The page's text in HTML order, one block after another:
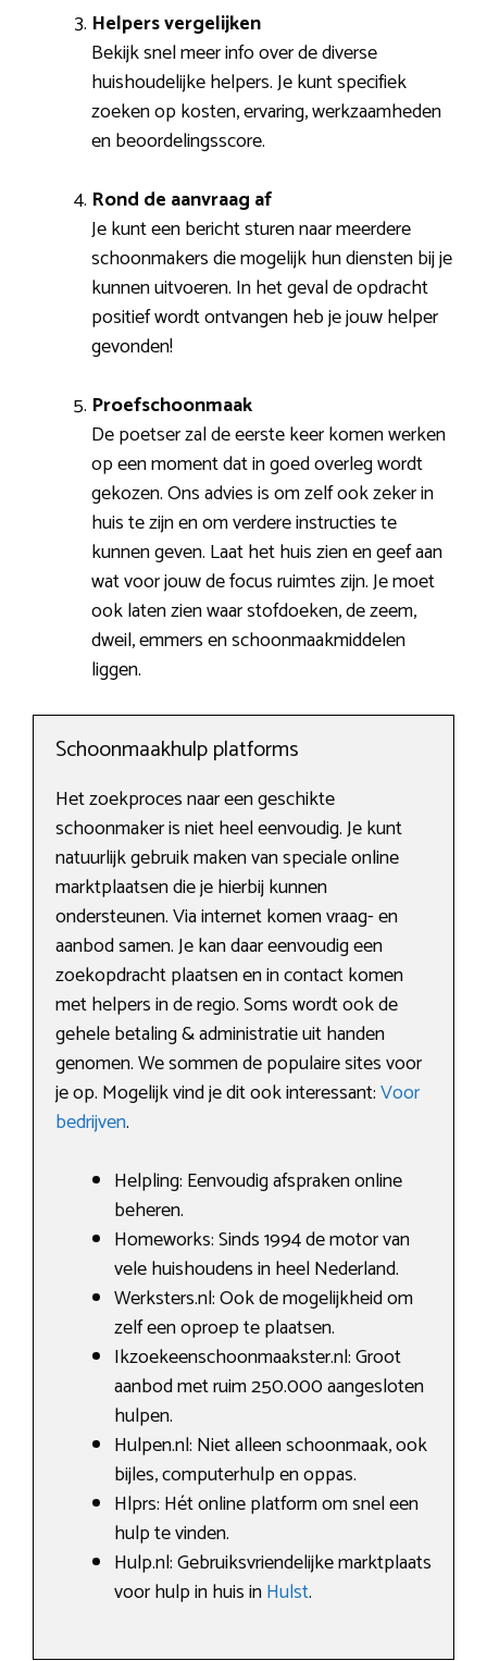
Helpers vergelijken
Bekijk snel meer info over de diverse
huishoudelijke helpers. Je kunt specifiek
zoeken op kosten, ervaring, werkzaamheden
en beoordelingsscore.
Rond de aanvraag af
Je kunt een bericht sturen naar meerdere
schoonmakers die mogelijk hun diensten bij je
kunnen uitvoeren. In het geval de opdracht
positief wordt ontvangen heb je jouw helper
gevonden!
Proefschoonmaak
De poetser zal de eerste keer komen werken
op een moment dat in goed overleg wordt
gekozen. Ons advies is om zelf ook zeker in
huis te zijn en om verdere instructies te
kunnen geven. Laat het huis zien en geef aan
wat voor jouw de focus ruimtes zijn. Je moet
ook laten zien waar stofdoeken, de zeem,
dweil, emmers en schoonmaakmiddelen
liggen.
Schoonmaakhulp platforms
Het zoekproces naar een geschikte
schoonmaker is niet heel eenvoudig. Je kunt
natuurlijk gebruik maken van speciale online
marktplaatsen die je hierbij kunnen
ondersteunen. Via internet komen vraag- en
aanbod samen. Je kan daar eenvoudig een
zoekopdracht plaatsen en in contact komen
met helpers in de regio. Soms wordt ook de
gehele betaling & administratie uit handen
genomen. We sommen de populaire sites voor
je op. Mogelijk vind je dit ook interessant:Voor
bedrijven.
Helpling: Eenvoudig afspraken online
beheren.
Homeworks: Sinds 1994 de motor van
vele huishoudens in heel Nederland.
Werksters.nl: Ook de mogelijkheid om
zelf een oproep te plaatsen.
Ikzoekeenschoonmaakster.nl: Groot
aanbod met ruim 250.000 aangesloten
hulpen.
Hulpen.nl: Niet alleen schoonmaak, ook
bijles, computerhulp en oppas.
Hlprs: Hét online platform om snel een
hulp te vinden.
Hulp.nl: Gebruiksvriendelijke marktplaats
voor hulp in huis inHulst.